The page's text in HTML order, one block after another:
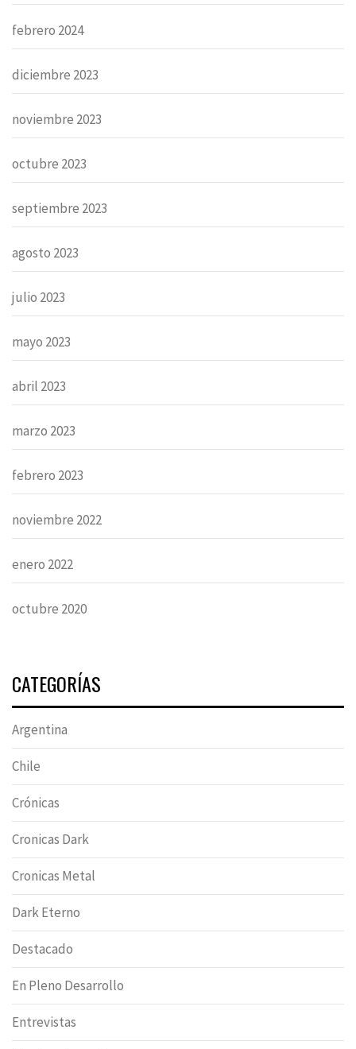
febrero 2024
diciembre 2023
noviembre 2023
octubre 2023
septiembre 2023
agosto 2023
julio 2023
mayo 2023
abril 2023
marzo 2023
febrero 2023
noviembre 2022
enero 2022
octubre 2020
CATEGORÍAS
Argentina
Chile
Crónicas
Cronicas Dark
Cronicas Metal
Dark Eterno
Destacado
En Pleno Desarrollo
Entrevistas